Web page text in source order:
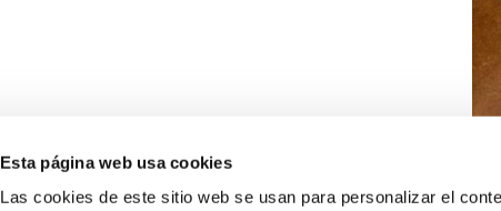
Esta página web usa cookies
Las cookies de este sitio web se usan para personalizar el